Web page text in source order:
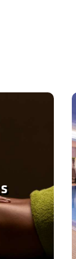
Te is a testi
segítségével!